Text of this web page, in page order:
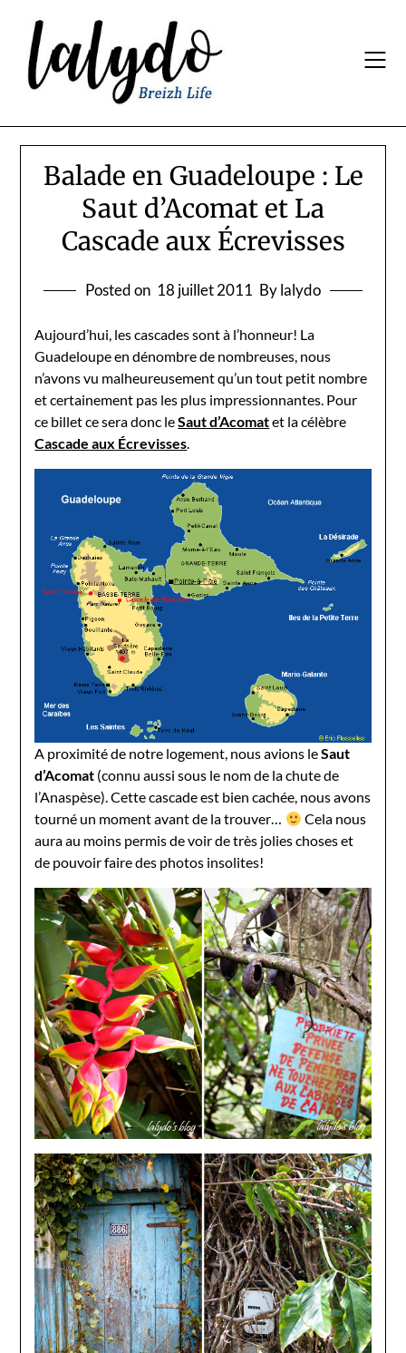
content
Balade en Guadeloupe : Le
Saut d’Acomat et La
Cascade aux Écrevisses
Posted on 18 juillet 2011 By lalydo
Aujourd’hui, les cascades sont à l’honneur! La
Guadeloupe en dénombre de nombreuses, nous
n’avons vu malheureusement qu’un tout petit nombre
et certainement pas les plus impressionnantes. Pour
ce billet ce sera donc leSaut d’Acomatet la célèbre
Cascade aux Écrevisses.
A proximité de notre logement, nous avions leSaut
d’Acomat (connu aussi sous le nom de la chute de
l’Anaspèse). Cette cascade est bien cachée, nous avons
tourné un moment avant de la trouver…
Cela nous
aura au moins permis de voir de très jolies choses et
de pouvoir faire des photos insolites!